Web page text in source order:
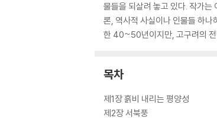
물들을 되살려 놓고 있다. 작가는
론, 역사적 사실이나 인물들 하나
한 40~50년이지만, 고구려의
목차
제1장 흙비 내리는 평양성
제2장 서북풍